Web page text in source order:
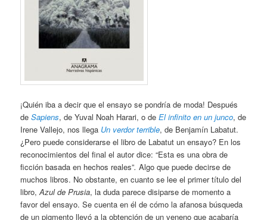
¡Quién iba a decir que el ensayo se pondría de moda! Después
deSapiens, de Yuval Noah Harari, o deEl infinito en un junco, de
Irene Vallejo, nos llega Un verdor terrible, de Benjamín Labatut.
¿Pero puede considerarse el libro de Labatut un ensayo? En los
reconocimientos del final el autor dice: “Esta es una obra de
ficción basada en hechos reales”.Algo que puede decirse de
muchos libros. No obstante, en cuanto se lee el primer título del
libro,Azul de Prusia, la duda parece disiparse de momento a
favor del ensayo. Se cuenta en él de cómo la afanosa búsqueda
de un pigmento llevó a la obtención de un veneno que acabaría